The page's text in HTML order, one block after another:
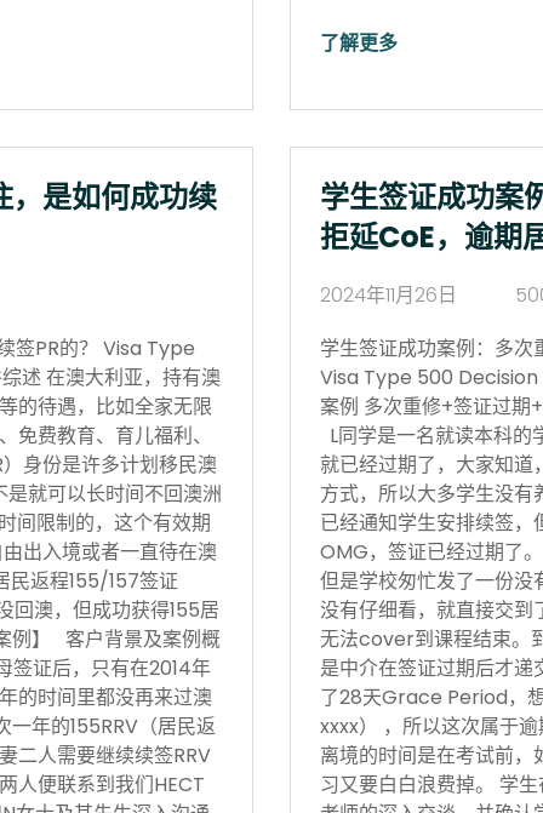
了解更多
，是如何成功续
签PR的？ Visa Type
述 在澳大利亚，持有澳
的待遇，比如全家无限
免费教育、育儿福利、
身份是许多计划移民澳
就可以长时间不回澳洲
间限制的，这个有效期
出入境或者一直待在澳
民返程155/157签证
回澳，但成功获得155居
例】 客户背景及案例概
签证后，只有在2014年
的时间里都没再来过澳
年的155RRV（居民返
二人需要继续续签RRV
人便联系到我们HECT
学生签证成功案
拒延CoE，逾期
2024年11月26日
学生签证成功案例：多
Visa Type 500 Decision
案例 多次重修+签证过
L同学是一名就读本科
就已经过期了，大家知
方式，所以大多学生没有
已经通知学生安排续签
OMG，签证已经过期了
但是学校匆忙发了一份
没有仔细看，就直接交到
无法cover到课程结束。
是中介在签证过期后才递
了28天Grace Period，
xxxx） ，所以这次属于
离境的时间是在考试前
习又要白白浪费掉。 学